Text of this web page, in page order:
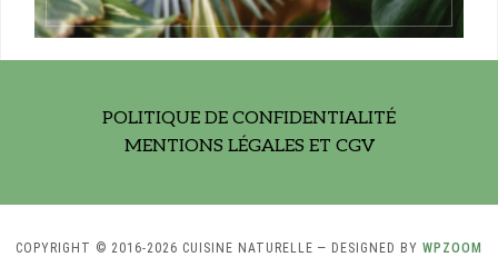
POLITIQUE DE CONFIDENTIALITÉ
MENTIONS LÉGALES ET CGV
COPYRIGHT © 2016-2026 CUISINE NATURELLE — DESIGNED BY WPZOOM